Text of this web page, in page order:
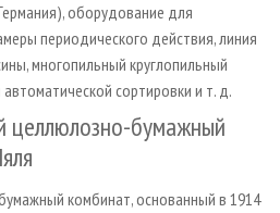
оборудование для
периодического действия, линия
многопильный круглопильный
сортировки и т. д.
целлюлозно-бумажный
комбинат, основанный в 1914